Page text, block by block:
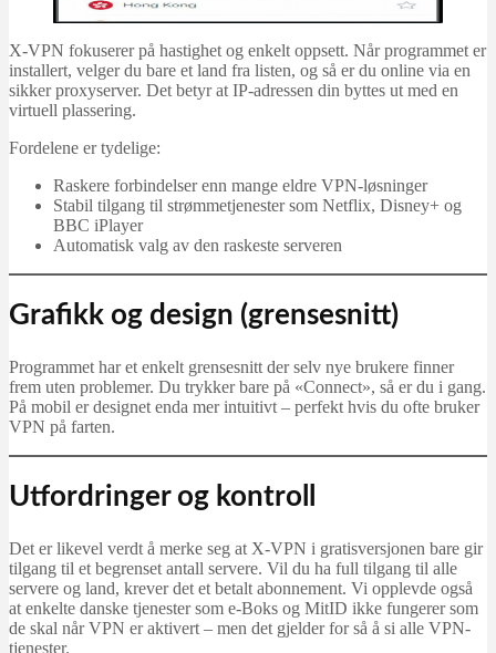
X-VPN fokuserer på hastighet og enkelt oppsett. Når programmet er
installert, velger du bare et land fra listen, og så er du online via en
sikker proxyserver. Det betyr at IP-adressen din byttes ut med en
virtuell plassering.
Fordelene er tydelige:
Raskere forbindelser enn mange eldre VPN-løsninger
Stabil tilgang til strømmetjenester som Netflix, Disney+ og
BBC iPlayer
Automatisk valg av den raskeste serveren
Grafikk og design (grensesnitt)
Programmet har et enkelt grensesnitt der selv nye brukere finner
frem uten problemer. Du trykker bare på «Connect», så er du i gang.
På mobil er designet enda mer intuitivt – perfekt hvis du ofte bruker
VPN på farten.
Utfordringer og kontroll
Det er likevel verdt å merke seg at X-VPN i gratisversjonen bare gir
tilgang til et begrenset antall servere. Vil du ha full tilgang til alle
servere og land, krever det et betalt abonnement. Vi opplevde også
at enkelte danske tjenester som e-Boks og MitID ikke fungerer som
de skal når VPN er aktivert – men det gjelder for så å si alle VPN-
tjenester.